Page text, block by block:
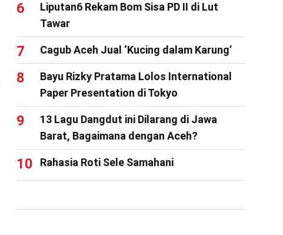
Liputan6 Rekam Bom Sisa PD II di Lut
Tawar
Cagub Aceh Jual ‘Kucing dalam Karung’
Bayu Rizky Pratama Lolos International
Paper Presentation di Tokyo
13 Lagu Dangdut ini Dilarang di Jawa
Barat, Bagaimana dengan Aceh?
Rahasia Roti Sele Samahani